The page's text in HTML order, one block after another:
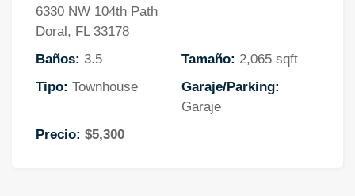
6330 NW 104th Path
Doral, FL 33178
Baños: 3.5 Tamaño: 2,065 sqft
Tipo: Townhouse
Garaje/Parking:
Garaje
Precio: $5,300